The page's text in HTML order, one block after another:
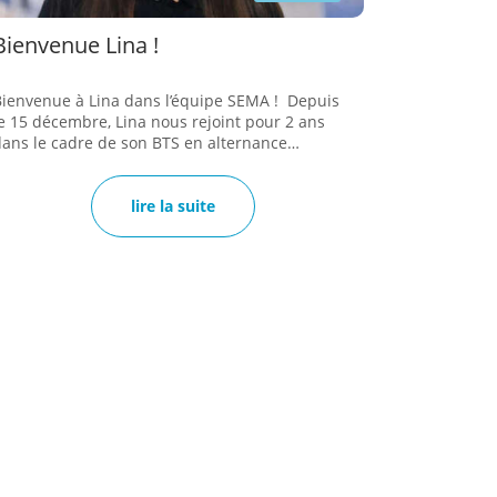
Lina !
à Lina dans l’équipe SEMA ! Depuis
15 décembre, Lina nous rejoint pour 2 ans
le cadre de son BTS en alternance
curieuse et pleine d’enthousiasme, elle a tout ce
qu’il faut pour réussir son parcours et
contribuer à des projets prometteurs et
lire la suite